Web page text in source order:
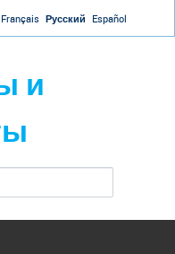
Français Русский Español
и